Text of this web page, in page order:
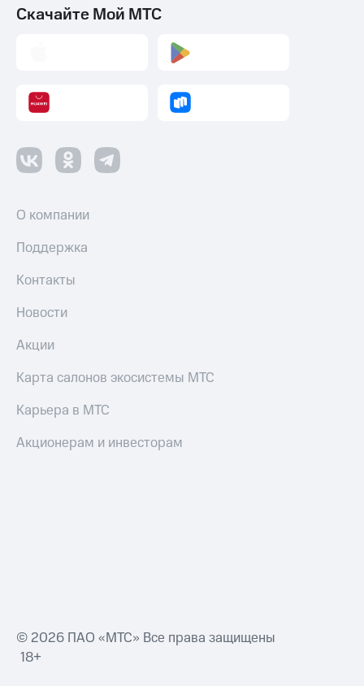
Скачайте Мой МТС
О компании
Поддержка
Контакты
Новости
Акции
Карта салонов экосистемы МТС
Карьера в МТС
Акционерам и инвесторам
© 2026 ПАО «МТС» Все права защищены
18+